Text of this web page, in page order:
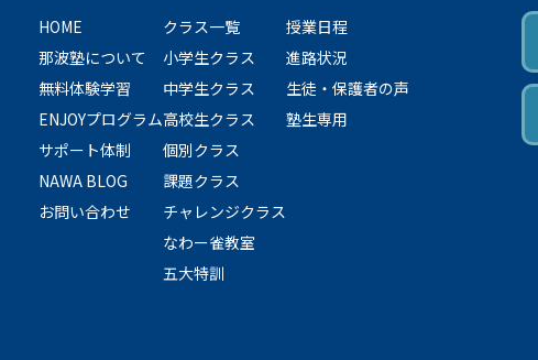
HOME
那波塾について
無料体験学習
ENJOYプログラム
サポート体制
NAWA BLOG
お問い合わせ
クラス一覧
小学生クラス
中学生クラス
高校生クラス
個別クラス
課題クラス
チャレンジクラス
なわー雀教室
五大特訓
授業日程
進路状況
生徒・保護者の声
塾生専用